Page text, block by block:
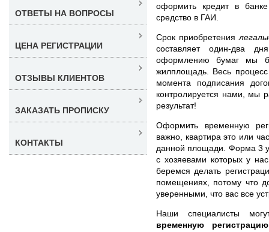
оформить кредит в
средство в ГАИ.
Срок приобретения
составляет один-два
оформлению бумаг мы
жилплощадь. Весь
момента подписания
контролируется нами, мы
результат!
Оформить временную
важно, квартира это или
данной площади. Форма 3 у
с хозяевами которых у
беремся делать
помещениях, потому что
уверенными, что вас все
Наши специалисты
временную
ОТВЕТЫ НА ВОПРОСЫ
ЦЕНА РЕГИСТРАЦИИ
ОТЗЫВЫ КЛИЕНТОВ
ЗАКАЗАТЬ ПРОПИСКУ
КОНТАКТЫ